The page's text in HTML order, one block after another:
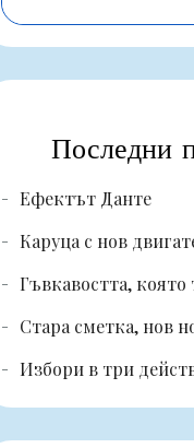
Последни
Ефектът Данте
Каруца с нов
Гъвкавостта, която
Стара сметка, нов
Избори в три